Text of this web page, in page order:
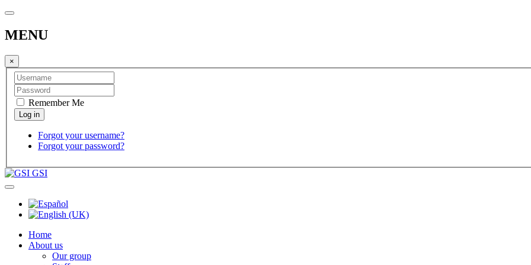
MENU
×
Remember Me
Forgot your username?
Forgot your password?
GSI
Home
About us
Our group